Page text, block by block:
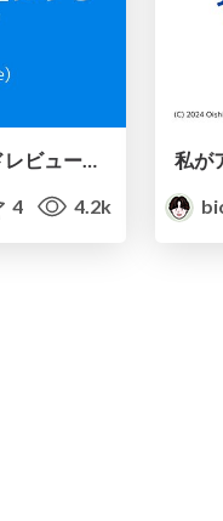
もうブロッカーにしない！コードレビューを爆速にする組織づくり🚀
4 4.2k
私が